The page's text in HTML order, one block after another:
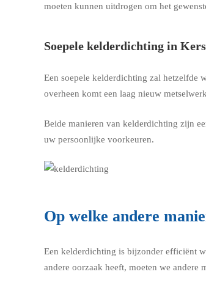
moeten kunnen uitdrogen om het
Soepele kelderdichting in
Een soepele kelderdichting zal hetzelfde
overheen komt een laag nieuw
Beide manieren van kelderdichting zijn
uw persoonlijke voorkeuren.
Op welke andere
Een kelderdichting is bijzonder efficiënt
andere oorzaak heeft, moeten we andere